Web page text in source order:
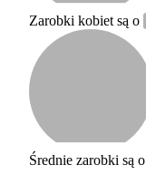
Zarobki kobiet są o
Średnie zarobki są o